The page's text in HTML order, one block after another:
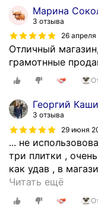
Марина
3 отзыва
26
Отличный
грамотнные
Георгий
3 отзыва
29 июня
... не
три плитки ,
как удав , в
Читать ещёК